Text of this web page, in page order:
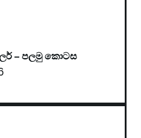
– පලමු කොටස